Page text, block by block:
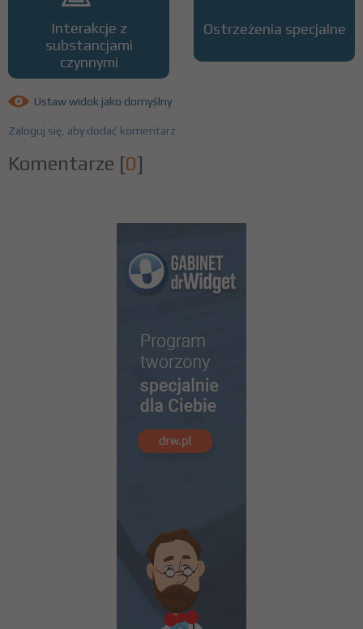
Interakcje z
substancjami
czynnymi
Ostrzeżenia specjalne
Ustaw widok jako domyślny
Zaloguj się, aby dodać komentarz
Komentarze [0]